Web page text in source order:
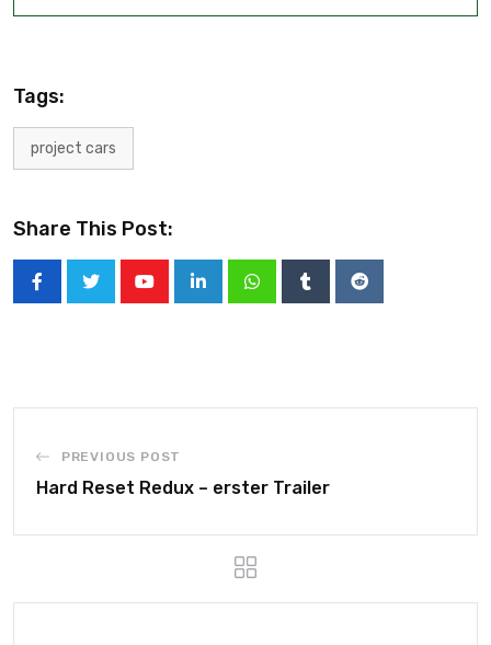
Tags:
project cars
Share This Post:
PREVIOUS POST
Hard Reset Redux – erster Trailer